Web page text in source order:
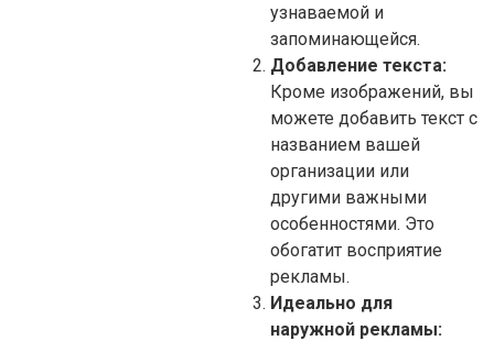
узнаваемой и
запоминающейся.
Добавление текста:
Кроме изображений, вы
можете добавить текст с
названием вашей
организации или
другими важными
особенностями. Это
обогатит восприятие
рекламы.
Идеально для
наружной рекламы: